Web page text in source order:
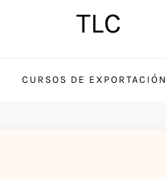
TLC
CURSOS DE EXPORTACIÓN